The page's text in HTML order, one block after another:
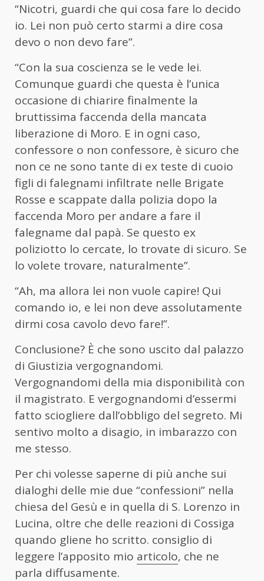
“Nicotri, guardi che qui cosa fare lo decido
io. Lei non può certo starmi a dire cosa
devo o non devo fare”.
“Con la sua coscienza se le vede lei.
Comunque guardi che questa è l’unica
occasione di chiarire finalmente la
bruttissima faccenda della mancata
liberazione di Moro. E in ogni caso,
confessore o non confessore, è sicuro che
non ce ne sono tante di ex teste di cuoio
figli di falegnami infiltrate nelle Brigate
Rosse e scappate dalla polizia dopo la
faccenda Moro per andare a fare il
falegname dal papà. Se questo ex
poliziotto lo cercate, lo trovate di sicuro. Se
lo volete trovare, naturalmente”.
“Ah, ma allora lei non vuole capire! Qui
comando io, e lei non deve assolutamente
dirmi cosa cavolo devo fare!”.
Conclusione? È che sono uscito dal palazzo
di Giustizia vergognandomi.
Vergognandomi della mia disponibilità con
il magistrato. E vergognandomi d’essermi
fatto sciogliere dall’obbligo del segreto. Mi
sentivo molto a disagio, in imbarazzo con
me stesso.
Per chi volesse saperne di più anche sui
dialoghi delle mie due “confessioni” nella
chiesa del Gesù e in quella di S. Lorenzo in
Lucina, oltre che delle reazioni di Cossiga
quando gliene ho scritto. consiglio di
leggere l’apposito mio articolo, che ne
parla diffusamente.